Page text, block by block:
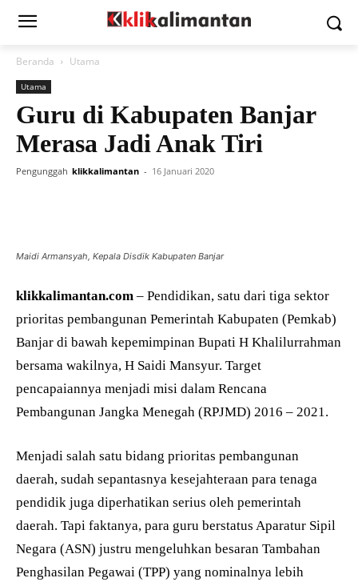
Beranda Utama
Utama
Guru di Kabupaten Banjar
Merasa Jadi Anak Tiri
Pengunggah klikkalimantan - 16 Januari 2020
Maidi Armansyah, Kepala Disdik Kabupaten Banjar
klikkalimantan.com – Pendidikan, satu dari tiga sektor
prioritas pembangunan Pemerintah Kabupaten (Pemkab)
Banjar di bawah kepemimpinan Bupati H Khalilurrahman
bersama wakilnya, H Saidi Mansyur. Target
pencapaiannya menjadi misi dalam Rencana
Pembangunan Jangka Menegah (RPJMD) 2016 – 2021.
Menjadi salah satu bidang prioritas pembangunan
daerah, sudah sepantasnya kesejahteraan para tenaga
pendidik juga diperhatikan serius oleh pemerintah
daerah. Tapi faktanya, para guru berstatus Aparatur Sipil
Negara (ASN) justru mengeluhkan besaran Tambahan
Penghasilan Pegawai (TPP) yang nominalnya lebih